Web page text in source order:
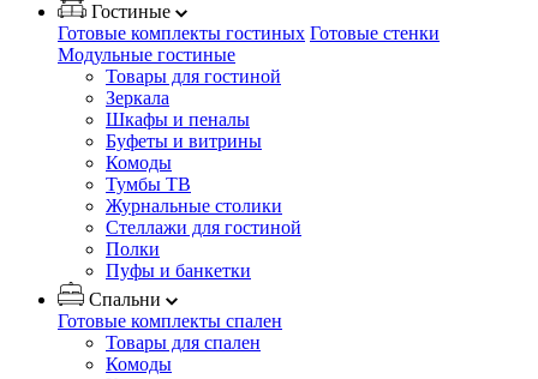
Гостиные
Готовые комплекты гостиных Готовые стенки
Модульные гостиные
Товары для гостиной
Зеркала
Шкафы и пеналы
Буфеты и витрины
Комоды
Тумбы ТВ
Журнальные столики
Стеллажи для гостиной
Полки
Пуфы и банкетки
Спальни
Готовые комплекты спален
Товары для спален
Комоды